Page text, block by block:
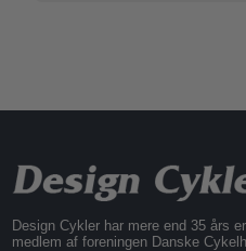
Design Cykler har mere end 35 års
medlem af foreningen Danske